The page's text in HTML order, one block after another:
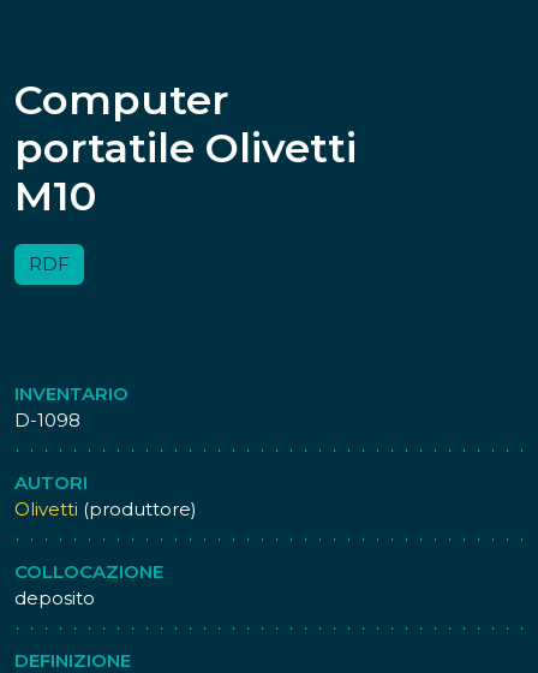
Computer
portatile Olivetti
M10
RDF
INVENTARIO
D-1098
AUTORI
Olivetti (produttore)
COLLOCAZIONE
deposito
DEFINIZIONE